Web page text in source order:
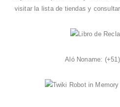
visitar la lista de tiendas y
Aló Noname: